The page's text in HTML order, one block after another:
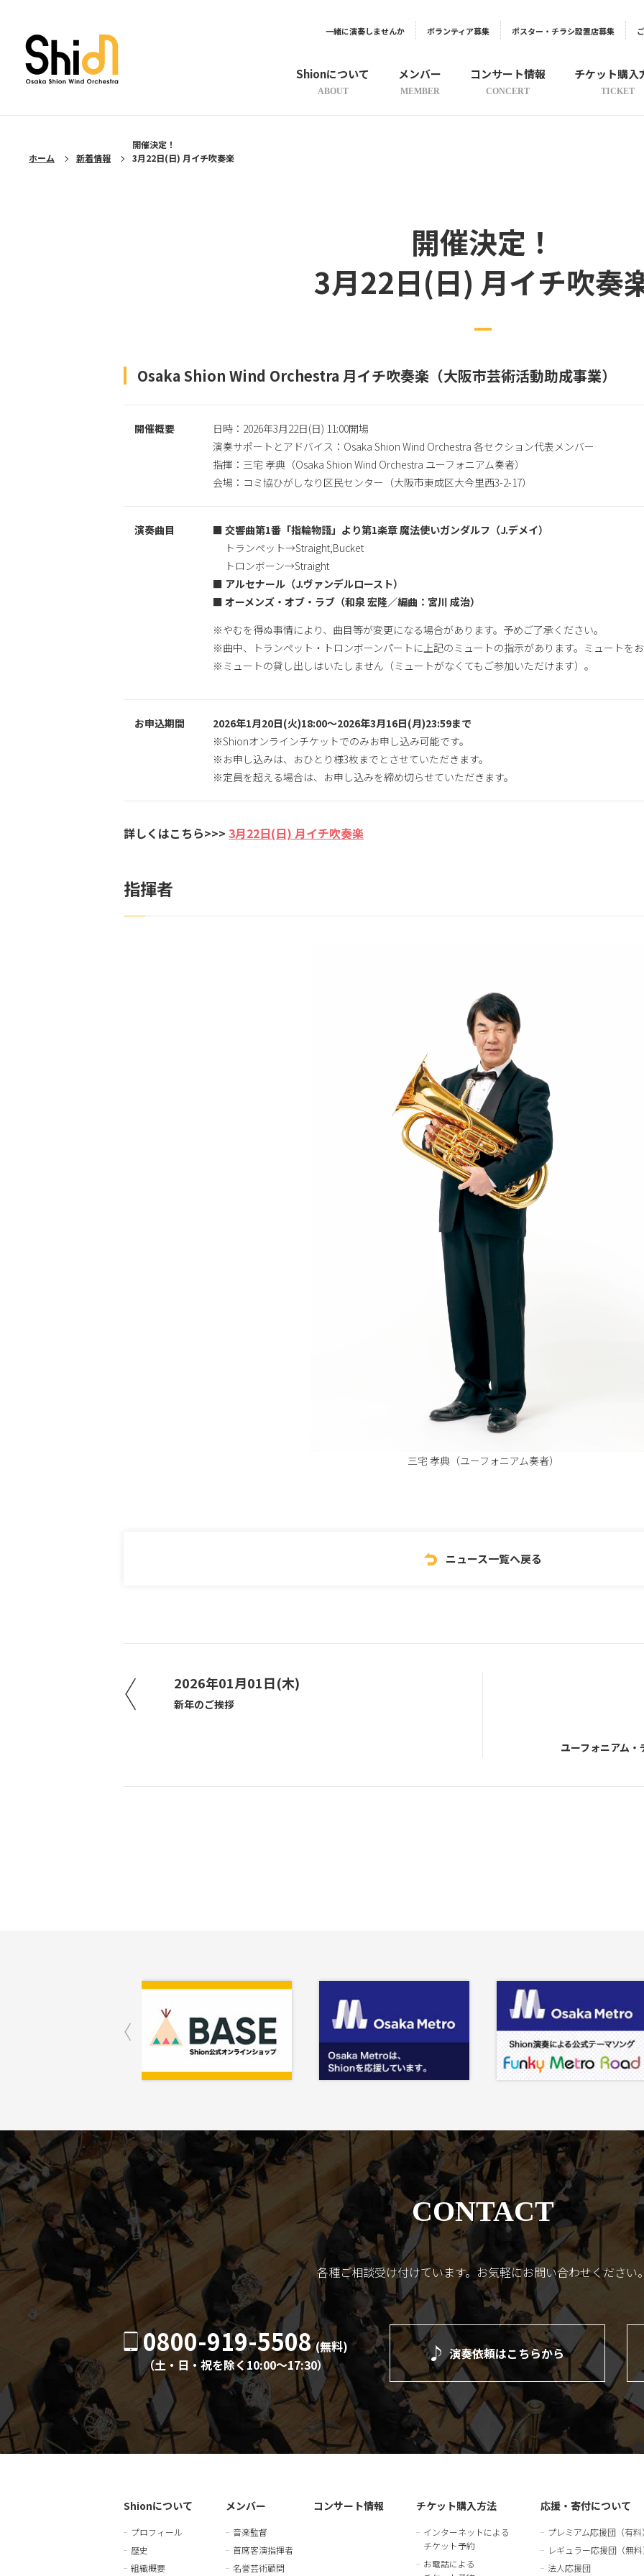
Shionについて
ABOUT
メンバー
MEMBER
コンサート情報
CONCERT
チケット購入
TICKET
一緒に演奏しませんか ボランティア募集 ポスター・チラシ設置店募集
ホーム 新着情報
開催決定！
3月22日(日) 月イチ吹奏楽
開催決定！
3月22日(日) 月イチ吹奏
Osaka Shion Wind Orchestra 月イチ吹奏楽（大阪市芸術活動助成事業）
開催概要
日時：2026年3月22日(日) 11:00開場
演奏サポートとアドバイス：Osaka Shion Wind Orchestra 各セクション代表メンバー
指揮：三宅 孝典（Osaka Shion Wind Orchestra ユーフォニアム奏者）
会場：コミ協ひがしなり区民センター（大阪市東成区大今里西3-2-17）
演奏曲目
■ 交響曲第1番「指輪物語」より第1楽章 魔法使いガンダルフ（J.デメイ）
トランペット→Straight,Bucket
トロンボーン→Straight
■ アルセナール（J.ヴァンデルロースト）
■ オーメンズ・オブ・ラブ（和泉 宏隆／編曲：宮川 成治）
※やむを得ぬ事情により、曲目等が変更になる場合があります。予めご了承ください。
※曲中、トランペット・トロンボーンパートに上記のミュートの指示があります。ミュートを
※ミュートの貸し出しはいたしません（ミュートがなくてもご参加いただけます）。
お申込期間
2026年1月20日(火)18:00〜2026年3月16日(月)23:59まで
※Shionオンラインチケットでのみお申し込み可能です。
※お申し込みは、おひとり様3枚までとさせていただきます。
※定員を超える場合は、お申し込みを締め切らせていただきます。
詳しくはこちら>>> 3月22日(日) 月イチ吹奏楽
指揮者
三宅 孝典（ユーフォニアム奏者）
ニュース一覧へ戻る
2026年01月01日(木)
新年のご挨拶
ユーフォニアム
CONTACT
各種ご相談受け付けています。 お気軽にお問い合わせください。
0800-919-5508 (無料)
（土・日・祝を除く10:00〜17:30）
演奏依頼はこちらから
Shionについて
プロフィール
歴史
組織概要
メンバー
音楽監督
首席客演指揮者
名誉芸術顧問
コンサート情報 チケット購入方法
インターネットによる
チケット予約
お電話による
応援・寄付について
プレミアム応援団（有料）
レギュラー応援団（無料
法人応援団